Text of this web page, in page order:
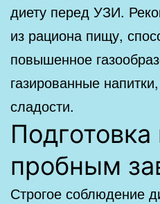
диету перед УЗИ.
из рациона пищу,
повышенное
газированные
сладости.
пробным
Строгое соблюдение